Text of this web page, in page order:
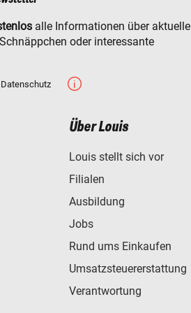
alle Informationen über aktuelle
oder interessante
Über Louis
Louis stellt sich vor
Filialen
Ausbildung
Jobs
Rund ums Einkaufen
Umsatzsteuererstattung
Verantwortung